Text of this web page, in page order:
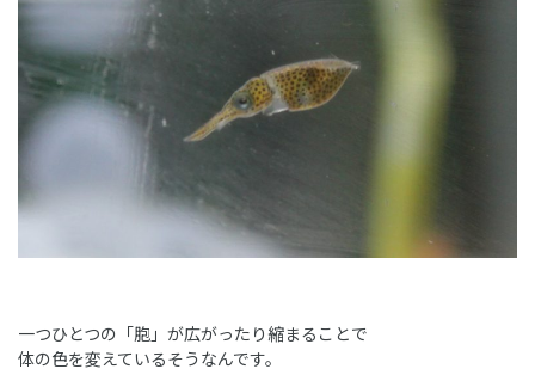
一つひとつの「胞」が広がったり縮まることで
体の色を変えているそうなんです。